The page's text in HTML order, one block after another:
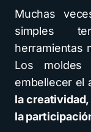
Muchas
simples
herramientas
Los
embellecer el
la
la